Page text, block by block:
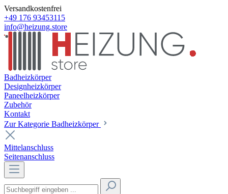
Versandkostenfrei
+49 176 93453115
info@heizung.store
Badheizkörper
Designheizkörper
Paneelheizkörper
Zubehör
Kontakt
Zur Kategorie Badheizkörper
Mittelanschluss
Seitenanschluss